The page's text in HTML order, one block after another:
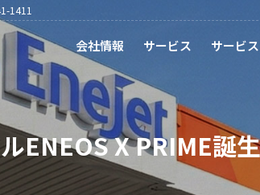
1411
会社情報 サービス サービ
ENEOS X PRIME誕